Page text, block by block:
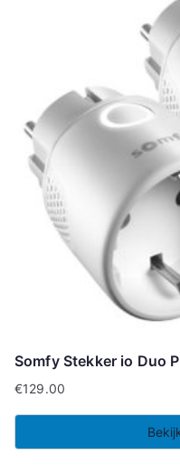
Somfy Stekker io Duo
€129.00